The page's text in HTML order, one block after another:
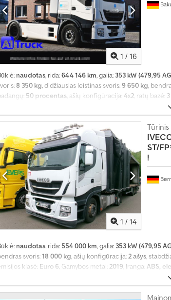
1 / 16
naudotas, rida:644 146 km, galia: 353 kW (479,95
8 350 kg, didžiausias leistinas svoris:9 650 kg,
50 procentas, ašių konfigūracija:4x2, ratų bazė:
, pavaros
, lovų skaičius:1, Gamybos metai:2015, veikimo
315/70 22,5, Įranga:
ABS, autonominis
užraktas, elektroninė stabilumo programa (ESP), kruizo
sunkvežimio registracija, suodžių filtras
1 / 14
Tūrinis
ST/
!
naudotas, rida: 554 000 km, galia: 353 kW (479,95
svoris:18 000 kg, ašių konfigūracija:2 ašys,
klasė: Euro 6, Gamybos metai: 2019, Įranga: ABS,